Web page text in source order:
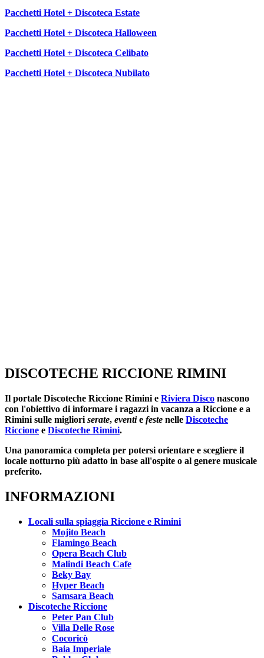
Pacchetti Hotel + Discoteca Estate
Pacchetti Hotel + Discoteca Halloween
Pacchetti Hotel + Discoteca Celibato
Pacchetti Hotel + Discoteca Nubilato
DISCOTECHE RICCIONE RIMINI
Il portale Discoteche Riccione Rimini e Riviera Disco nascono
con l'obiettivo di informare i ragazzi in vacanza a Riccione e a
Rimini sulle migliori serate, eventie feste nelle Discoteche
Riccione e Discoteche Rimini.
Una panoramica completa per potersi orientare e scegliere il
locale notturno più adatto in base all'ospite o al genere musicale
preferito.
INFORMAZIONI
Locali sulla spiaggia Riccione e Rimini
Mojito Beach
Flamingo Beach
Opera Beach Club
Malindi Beach Cafe
Beky Bay
Hyper Beach
Samsara Beach
Discoteche Riccione
Peter Pan Club
Villa Delle Rose
Cocoricò
Baia Imperiale